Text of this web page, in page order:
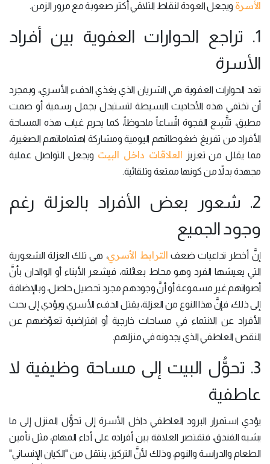
الأسرة ويجعل العودة لنقاط التلاقي أكثر صعوبة مع مرور الزمن.
1. تراجع الحوارات العفوية بين أفراد
الأسرة
تعد الحوارات العفوية هي الشريان الذي يغذي الدفء الأسري، وبمجرد
أن تختفي هذه الأحاديث البسيطة لتستبدل بجمل رسمية أو صمت
مطبق، تتَّسِع الفجوة اتِّساعاً ملحوظاً، كما يحرم غياب هذه المساحة
الأفراد من تفريغ ضغوطاتهم اليومية ومشاركة اهتماماتهم الصغيرة،
مما يقلل من تعزيز العلاقات داخل البيت ويجعل التواصل عملية
مجهدة بدلاً من كونها ممتعة وتلقائية.
2. شعور بعض الأفراد بالعزلة رغم
وجود الجميع
إنَّ أخطر تداعيات ضعف الترابط الأسري، هي تلك العزلة الشعورية
التي يعيشها الفرد وهو محاط بعائلته، فيشعر الأبناء أو الوالدان بأنَّ
أصواتهم غير مسموعة أو أنَّ وجودهم مجرد تحصيل حاصل، وبالإضافة
إلى ذلك، فإنَّ هذا النوع من العزلة، يقتل الدفء الأسري ويؤدي إلى بحث
الأفراد عن الانتماء في مساحات خارجية أو افتراضية تعوِّضهم عن
النقص العاطفي الذي يجدونه في منزلهم.
3. تحوُّل البيت إلى مساحة وظيفية لا
عاطفية
يؤدي استمرار البرود العاطفي داخل الأسرة إلى تحوُّل المنزل إلى ما
يشبه الفندق، فتقتصر العلاقة بين أفراده على أداء المهام، مثل تأمين
الطعام والدراسة والنوم، وذلك لأنَّ التركيز، ينتقل من "الكيان الإنساني"